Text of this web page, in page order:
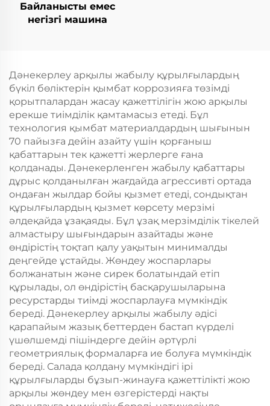
Байланысты емес
негізгі машина
Дәнекерлеу арқылы жабылу құрылғылардың
бүкіл бөліктерін қымбат коррозияға төзімді
қорытпалардан жасау қажеттілігін жою арқылы
ерекше тиімділік қамтамасыз етеді. Бұл
технология қымбат материалдардың шығынын
70 пайызға дейін азайту үшін қорғаныш
қабаттарын тек қажетті жерлерге ғана
қолданады. Дәнекерленген жабылу қабаттары
дұрыс қолданылған жағдайда агрессивті ортада
ондаған жылдар бойы қызмет етеді, сондықтан
құрылғылардың қызмет көрсету мерзімі
әлдеқайда ұзақаяды. Бұл ұзақ мерзімділік тікелей
алмастыру шығындарын азайтады және
өндірістің тоқтап қалу уақытын минималды
деңгейде ұстайды. Жөндеу жоспарлары
болжанатын және сирек болатындай етіп
құрылады, ол өндірістің басқарушыларына
ресурстарды тиімді жоспарлауға мүмкіндік
береді. Дәнекерлеу арқылы жабылу әдісі
қарапайым жазық беттерден бастап күрделі
үшөлшемді пішіндерге дейін әртүрлі
геометриялық формаларға ие болуға мүмкіндік
береді. Салада қолдану мүмкіндігі ірі
құрылғыларды бұзып-жинауға қажеттілікті жою
арқылы жөндеу мен өзгерістерді нақты